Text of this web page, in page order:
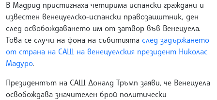
В Мадрид пристигнаха четирима испански граждани и
известен венецуелско-испански правозащитник, ден
след освобождаването им от затвор във Венецуела.
Това се случи на фона на събитията след задържането
от страна на САЩ на венецуелския президент Николас
Мадуро.
Президентът на САЩ Доналд Тръмп заяви, че Венецуела
освобождава значителен брой политически